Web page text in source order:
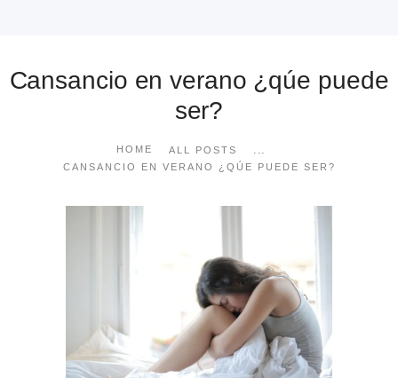
Cansancio en verano ¿qúe puede
ser?
HOME ALL POSTS ...
CANSANCIO EN VERANO ¿QÚE PUEDE SER?